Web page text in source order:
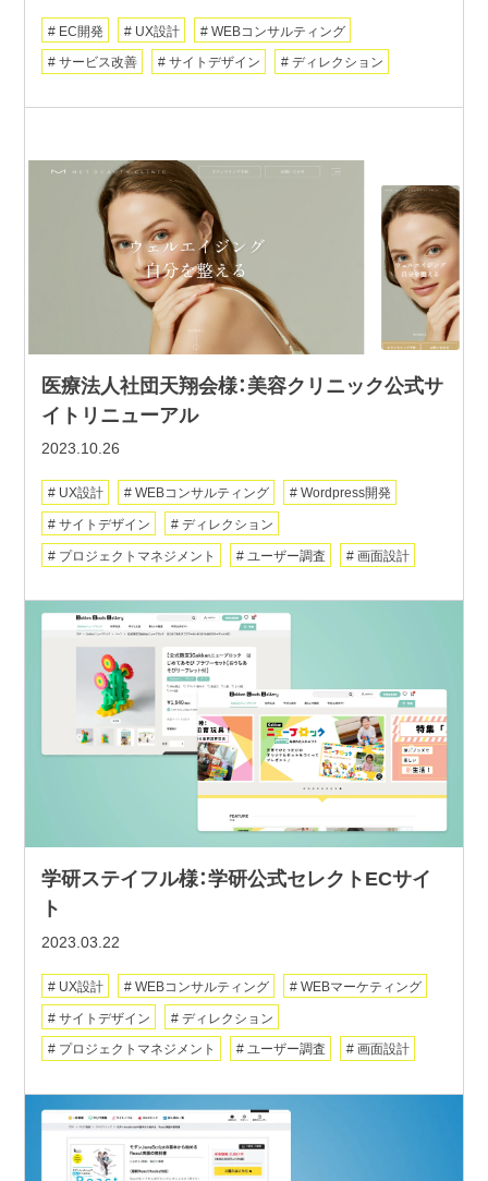
EC開発 UX設計
WEBコンサルティング
サービス改善
サイトデザイン ディレクション
医療法人社団天翔会様：美容クリニック公式サ
イトリニューアル
2023.10.26
UX設計 WEBコンサルティング
Wordpress開発
サイトデザイン
ディレクション
プロジェクトマネジメント
ユーザー調査 画面設計
学研ステイフル様：学研公式セレクトECサイ
ト
2023.03.22
UX設計 WEBコンサルティング
WEBマーケティング
サイトデザイン
ディレクション
プロジェクトマネジメント
ユーザー調査 画面設計